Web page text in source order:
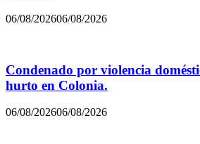
06/08/202606/08/2026
Condenado por violencia
hurto en Colonia.
06/08/202606/08/2026